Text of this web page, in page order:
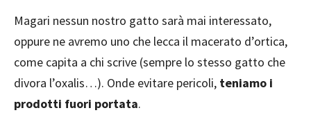
Magari nessun nostro gatto sarà mai interessato,
oppure ne avremo uno che lecca il macerato d’ortica,
come capita a chi scrive (sempre lo stesso gatto che
divora l’oxalis…). Onde evitare pericoli, teniamo i
prodotti fuori portata.